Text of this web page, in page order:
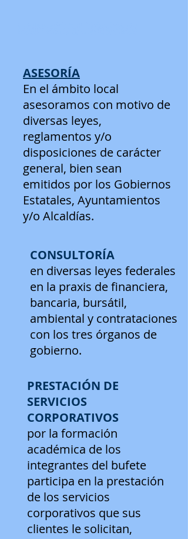
ASESORÍA
En el ámbito local
asesoramos con motivo de
diversas leyes,
reglamentos y/o
disposiciones de carácter
general, bien sean
emitidos por los Gobiernos
Estatales, Ayuntamientos
y/o Alcaldías.
CONSULTORÍA
en diversas leyes federales
en la praxis de financiera,
bancaria, bursátil,
ambiental y contrataciones
con los tres órganos de
gobierno.
PRESTACIÓN DE
SERVICIOS
CORPORATIVOS
por la formación
académica de los
integrantes del bufete
participa en la prestación
de los servicios
corporativos que sus
clientes le solicitan,